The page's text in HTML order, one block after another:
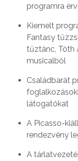
programra
Kiemelt
Fantasy
tűztánc, Tóth
musicalből
Családbarát
látogatókat
A Picasso-
rendezvény
A